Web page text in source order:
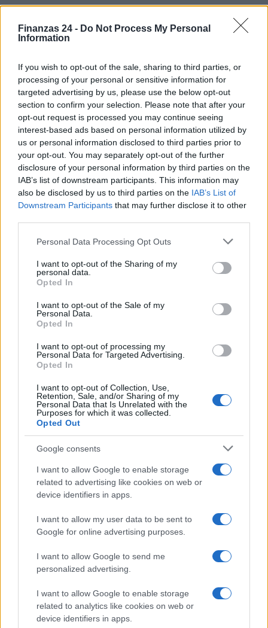
Finanzas 24 - Do Not Process My Personal
Information
If you wish to opt-out of the sale, sharing to third parties, or
processing of your personal or sensitive information for
targeted advertising by us, please use the below opt-out
section to confirm your selection. Please note that after your
opt-out request is processed you may continue seeing
interest-based ads based on personal information utilized by
us or personal information disclosed to third parties prior to
your opt-out. You may separately opt-out of the further
disclosure of your personal information by third parties on the
IAB’s list of downstream participants. This information may
also be disclosed by us to third parties on the IAB’s List of
Downstream Participants that may further disclose it to other
Please note that this website/app uses one or more Google
not limited to your visit or usage behaviour. You may click to
grant or deny consent to Google and its third-party tags to
use your data for below specified purposes in below Google
consent section.
Personal Data Processing Opt Outs
I want to opt-out of the Sharing of my
personal data.
Opted In
I want to opt-out of the Sale of my
Personal Data.
Opted In
I want to opt-out of processing my
Personal Data for Targeted Advertising.
Opted In
I want to opt-out of Collection, Use,
Retention, Sale, and/or Sharing of my
Personal Data that Is Unrelated with the
Purposes for which it was collected.
Opted Out
Google consents
I want to allow Google to enable storage
related to advertising like cookies on web or
device identifiers in apps.
I want to allow my user data to be sent to
Google for online advertising purposes.
I want to allow Google to send me
personalized advertising.
I want to allow Google to enable storage
related to analytics like cookies on web or
device identifiers in apps.
Sigue leyendo
FINANZAS
El empresario José Elías analiza el mercado inmobiliario y sus
consecuencias en la jubilación
Marta Ruiz · 5 Ago 2026
FINANZAS
La Reserva Federal aprueba la adquisición de Webster Bank
por parte de Banco Santander
Marta Ruiz · 5 Ago 2026